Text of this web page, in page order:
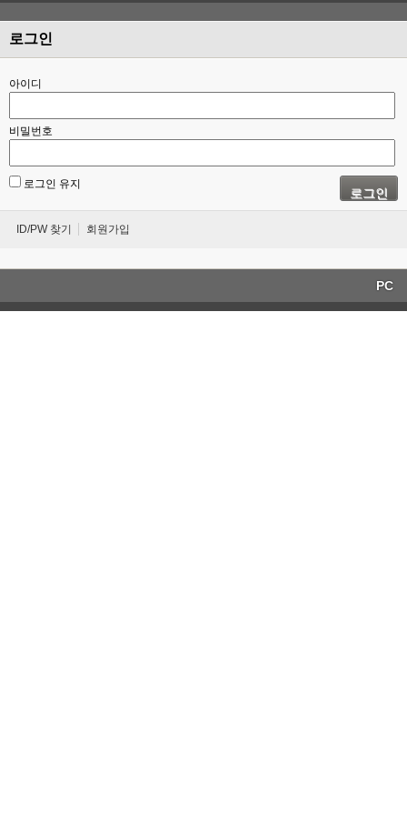
로그인
아이디
비밀번호
로그인 유지
로그인
ID/PW 찾기 회원가입
PC